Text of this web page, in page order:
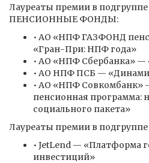
Лауреаты премии в
ПЕНСИОННЫЕ ФОНДЫ:
• АО «НПФ ГАЗФОНД
«Гран-При: НПФ года»
• АО «НПФ Сбербанка»
• АО НПФ ПСБ —
• АО «НПФ Совкомбанк»
пенсионная программа:
социального пакета»
Лауреаты премии в
• JetLend — «Платформа
инвестиций»